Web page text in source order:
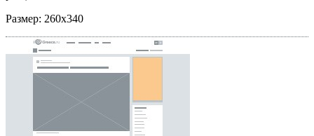
Размер: 260x340